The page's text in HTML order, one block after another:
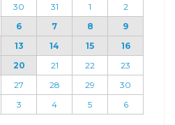
30 31 1
2
6 7 8
9
13 14 15
16
20 21 22
23
27 28 29
30
3 4 5 6